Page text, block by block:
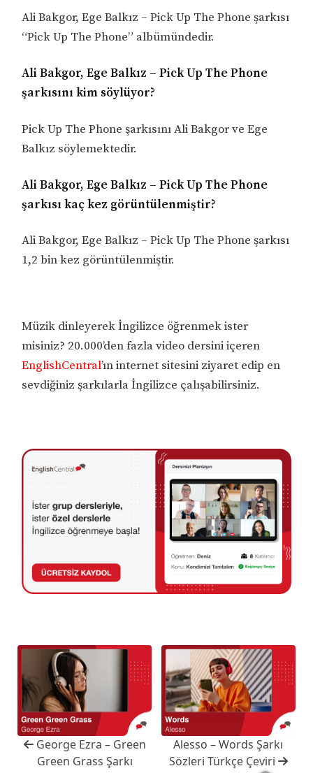
Ali Bakgor, Ege Balkız – Pick Up The Phone şarkısı
“Pick Up The Phone” albümündedir.
Ali Bakgor, Ege Balkız – Pick Up The Phone
şarkısını kim söylüyor?
Pick Up The Phone şarkısını Ali Bakgor ve Ege
Balkız söylemektedir.
Ali Bakgor, Ege Balkız – Pick Up The Phone
şarkısı kaç kez görüntülenmiştir?
Ali Bakgor, Ege Balkız – Pick Up The Phone şarkısı
1,2 bin kez görüntülenmiştir.
Müzik dinleyerek İngilizce öğrenmek ister
misiniz? 20.000’den fazla video dersini içeren
EnglishCentral’ın internet sitesini ziyaret edip en
sevdiğiniz şarkılarla İngilizce çalışabilirsiniz.
George Ezra – Green
Green Grass Şarkı
Alesso – Words Şarkı
Sözleri Türkçe Çeviri